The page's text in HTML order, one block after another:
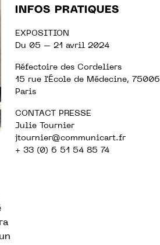
INFOS PRATIQUES
EXPOSITION
Du 05 – 21 avril 2024
Réfectoire des Cordeliers
15 rue l'École de Médecine, 75006
Paris
CONTACT PRESSE
Julie Tournier
jtournier@communicart.fr
+ 33 (0) 6 51 54 85 74